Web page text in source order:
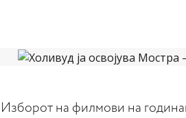
Изборот на филмови на